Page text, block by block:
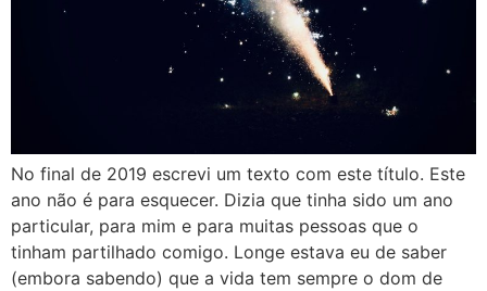
No final de 2019 escrevi um texto com este título. Este
ano não é para esquecer. Dizia que tinha sido um ano
particular, para mim e para muitas pessoas que o
tinham partilhado comigo. Longe estava eu de saber
(embora sabendo) que a vida tem sempre o dom de